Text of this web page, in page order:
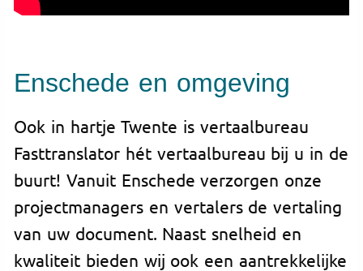
Enschede en omgeving
Ook in hartje Twente is vertaalbureau
Fasttranslator hét vertaalbureau bij u in de
buurt! Vanuit Enschede verzorgen onze
projectmanagers en vertalers de vertaling
van uw document. Naast snelheid en
kwaliteit bieden wij ook een aantrekkelijke